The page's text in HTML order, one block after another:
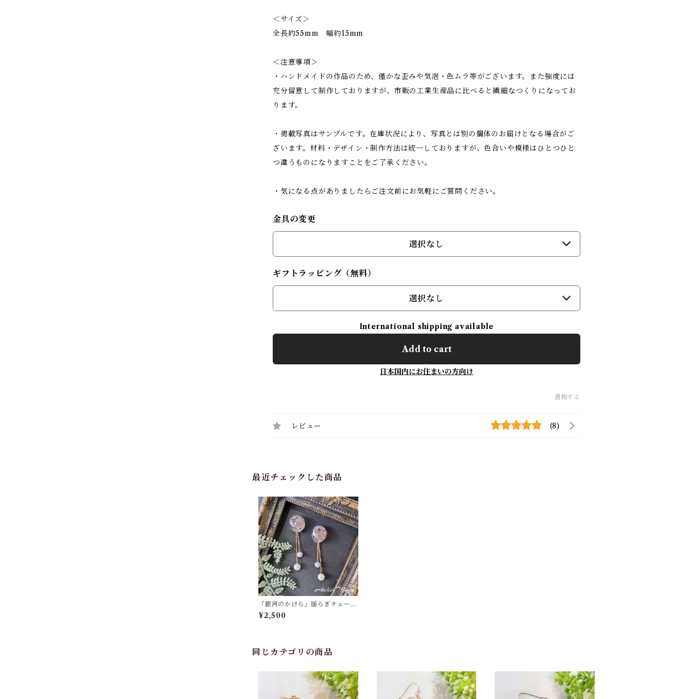
＜サイズ＞
全長約55mm 幅約15mm
＜注意事項＞
・ハンドメイドの作品のため、僅かな歪みや気泡・色ムラ等がございます。また強度には
充分留意して制作しておりますが、市販の工業生産品に比べると繊細なつくりになってお
ります。
・掲載写真はサンプルです。在庫状況により、写真とは別の個体のお届けとなる場合がご
ざいます。材料・デザイン・制作方法は統一しておりますが、色合いや模様はひとつひと
つ違うものになりますことをご了承ください。
・気になる点がありましたらご注文前にお気軽にご質問ください。
金具の変更
選択なし
ギフトラッピング（無料）
選択なし
International shipping available
Add to cart
日本国内にお住まいの方向け
通報する
レビュー (8)
最近チェックした商品
「銀河のかけら」揺らぎチェーン
ピアス／イヤリング
¥2,500
同じカテゴリの商品